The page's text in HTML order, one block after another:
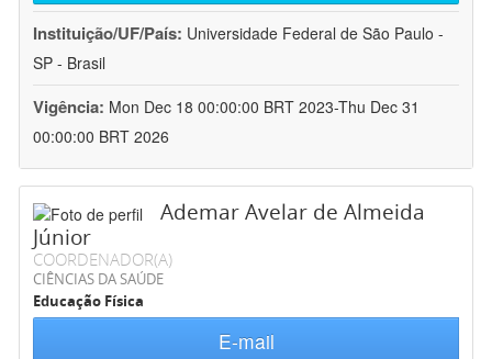
Instituição/UF/País: Universidade Federal de São Paulo -
SP - Brasil
Vigência: Mon Dec 18 00:00:00 BRT 2023-Thu Dec 31
00:00:00 BRT 2026
Ademar Avelar de Almeida
Júnior
COORDENADOR(A)
CIÊNCIAS DA SAÚDE
Educação Física
E-mail